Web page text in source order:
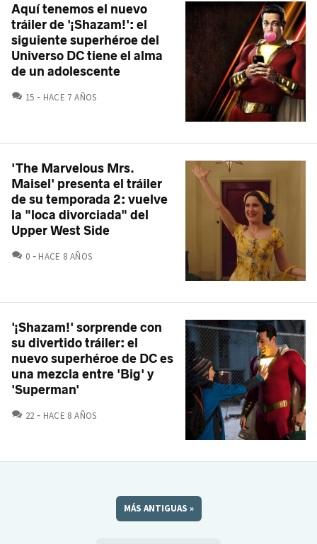
Aquí tenemos el nuevo
tráiler de '¡Shazam!': el
siguiente superhéroe del
Universo DC tiene el alma
de un adolescente
15 COMENTARIOS
HACE 7 AÑOS
'The Marvelous Mrs.
Maisel' presenta el tráiler
de su temporada 2: vuelve
la "loca divorciada" del
Upper West Side
0 COMENTARIOS
HACE 8 AÑOS
'¡Shazam!' sorprende con
su divertido tráiler: el
nuevo superhéroe de DC es
una mezcla entre 'Big' y
'Superman'
22 COMENTARIOS
HACE 8 AÑOS
MÁS ANTIGUAS »